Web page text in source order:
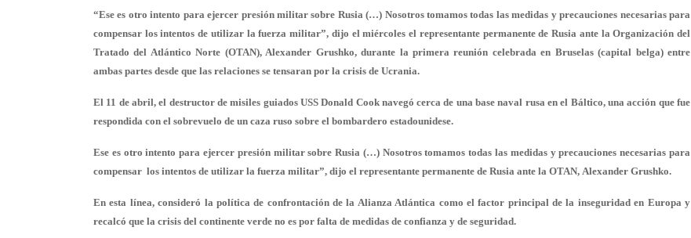
“Ese es otro intento para ejercer presión militar sobre Rusia (…) Nosotros tomamos todas las medidas y precauciones necesarias para
compensar los intentos de utilizar la fuerza militar”, dijo el miércoles el representante permanente de Rusia ante la Organización del
Tratado del Atlántico Norte (OTAN), Alexander Grushko, durante la primera reunión celebrada en Bruselas (capital belga) entre
ambas partes desde que las relaciones se tensaran por la crisis de Ucrania.
El 11 de abril, el destructor de misiles guiados USS Donald Cook navegó cerca de una base naval rusa en el Báltico, una acción que fue
respondida con el sobrevuelo de un caza ruso sobre el bombardero estadounidese.
Ese es otro intento para ejercer presión militar sobre Rusia (…) Nosotros tomamos todas las medidas y precauciones necesarias para
compensar los intentos de utilizar la fuerza militar”, dijo el representante permanente de Rusia ante la OTAN, Alexander Grushko.
En esta línea, consideró la política de confrontación de la Alianza Atlántica como el factor principal de la inseguridad en Europa y
recalcó que la crisis del continente verde no es por falta de medidas de confianza y de seguridad.